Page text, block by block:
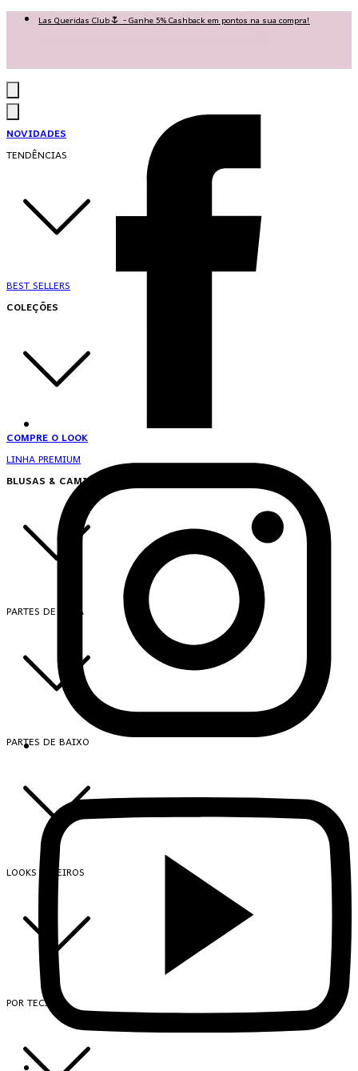
Las Queridas Club🌷 - Ganhe 5% Cashback em pontos na sua compra!
NOVIDADES
TENDÊNCIAS
BEST SELLERS
COLEÇÕES
COMPRE O LOOK
LINHA PREMIUM
BLUSAS & CAMISAS
PARTES DE CIMA
PARTES DE BAIXO
LOOKS INTEIROS
POR TECIDO